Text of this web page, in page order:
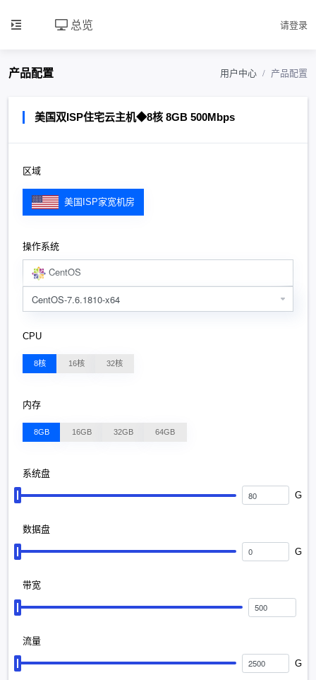
总览 请登录
产品配置 用户中心 产品配置
美国双ISP住宅云主机◆8核 8GB 500Mbps
区域
美国ISP家宽机房
操作系统
CentOS
CPU
8核 16核 32核
内存
8GB 16GB 32GB 64GB
系统盘
G
数据盘
G
带宽
流量
G